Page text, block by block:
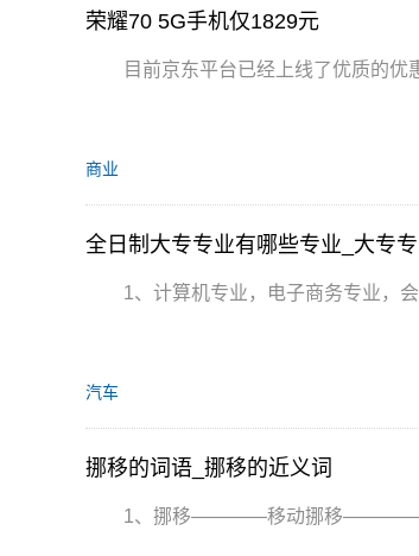
荣耀70 5G手机仅1829元
目前京东平台已经上线了优质的
商业
全日制大专专业有哪些专业_大专
1、计算机专业，电子商务专业，
汽车
挪移的词语_挪移的近义词
1、挪移————移动挪移————挪